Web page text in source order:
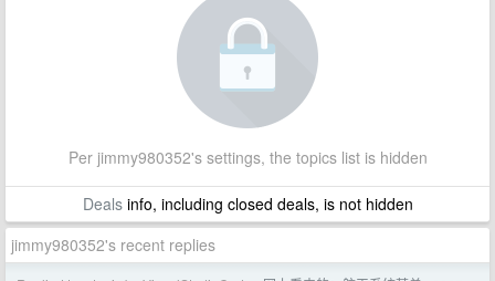
Per jimmy980352's settings, the topics list is hidden
Dealsinfo, including closed deals, is not hidden
jimmy980352's recent replies